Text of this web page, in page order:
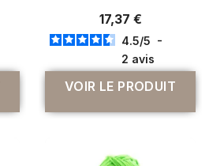
17,37 €
4.5/5 -
2 avis
VOIR LE PRODUIT